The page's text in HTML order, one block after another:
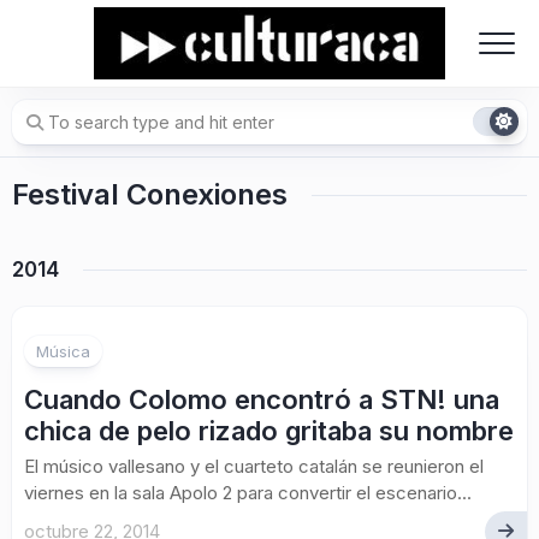
Festival Conexiones
2014
Música
Cuando Colomo encontró a STN! una
chica de pelo rizado gritaba su nombre
El músico vallesano y el cuarteto catalán se reunieron el
viernes en la sala Apolo 2 para convertir el escenario...
octubre 22, 2014